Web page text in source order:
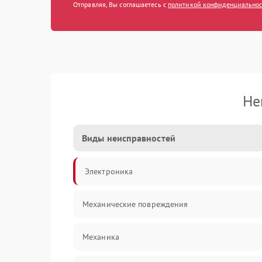
Отправляя, Вы соглашаетесь с политикой
Виды неисправностей
Электроника
Механические повреждения
Механика